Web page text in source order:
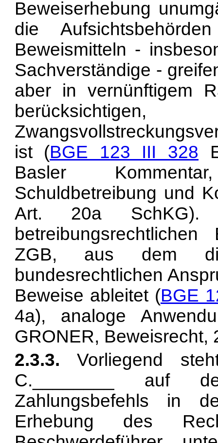
Beweiserhebung
die
Beweismitteln -
Sachverständige -
aber in vernünftigem
ist (BGE 123 III 328
Basler
Schuldbetreibung und
Art. 20a
ZGB, aus dem
bundesrechtlichen
Beweise ableitet (BGE
4a), analoge
GRONER, Beweisrecht,
2.3.3. Vorliegend
C.________ auf
Zahlungsbefehls in
Erhebung des